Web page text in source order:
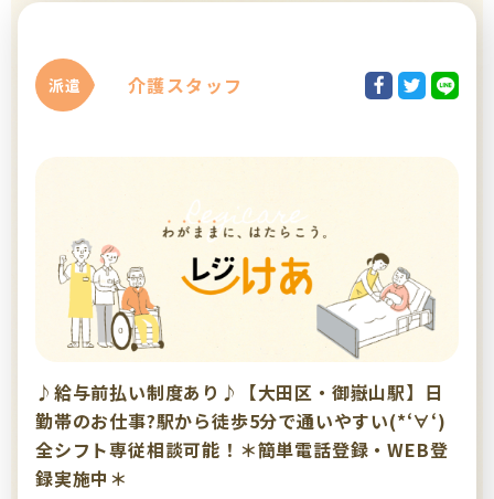
派遣 介護スタッフ
♪給与前払い制度あり♪【大田区・御嶽山駅】日
勤帯のお仕事?駅から徒歩5分で通いやすい(*‘∀‘)
全シフト専従相談可能！＊簡単電話登録・WEB登
録実施中＊